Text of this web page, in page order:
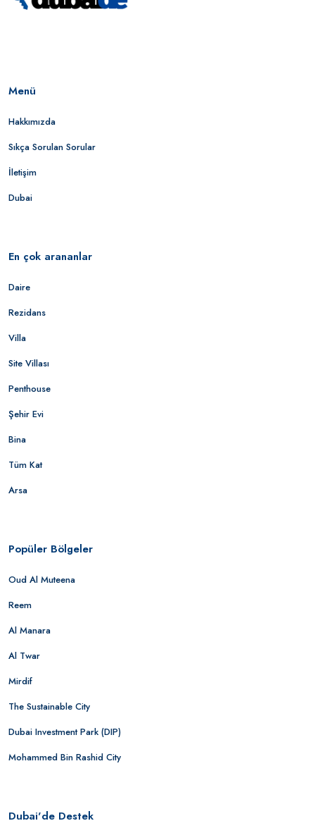
Menü
Hakkımızda
Sıkça Sorulan Sorular
İletişim
Dubai
En çok arananlar
Daire
Rezidans
Villa
Site Villası
Penthouse
Şehir Evi
Bina
Tüm Kat
Arsa
Popüler Bölgeler
Oud Al Muteena
Reem
Al Manara
Al Twar
Mirdif
The Sustainable City
Dubai Investment Park (DIP)
Mohammed Bin Rashid City
Dubai'de Destek